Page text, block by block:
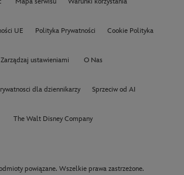
UE Polityka Prywatności Cookie Polityka
Zarządzaj ustawieniami O Nas
dla dziennikarzy Sprzeciw od AI
The Walt Disney Company
powiązane. Wszelkie prawa zastrzeżone.